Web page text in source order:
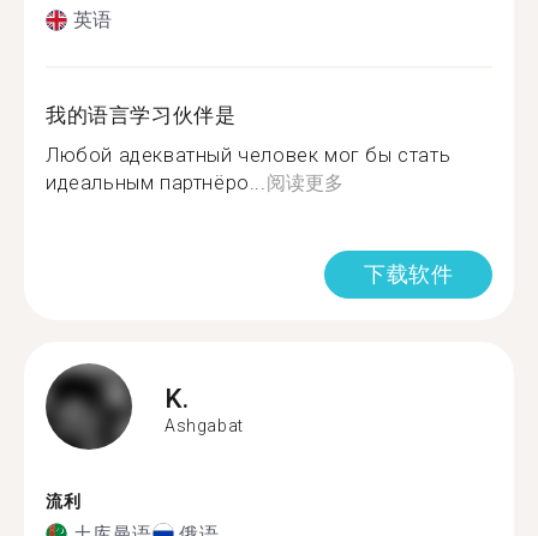
英语
我的语言学习伙伴是
Любой адекватный человек мог бы стать
идеальным партнёро...阅读更多
下载软件
K.
Ashgabat
流利